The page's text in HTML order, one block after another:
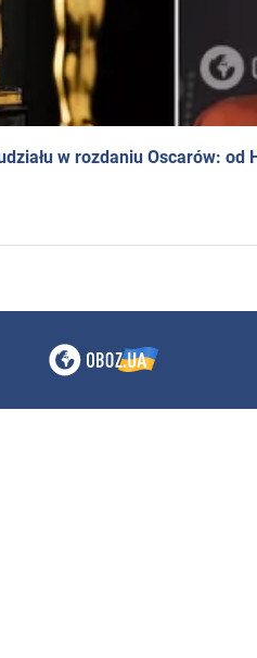
w rozdaniu Oscarów: od